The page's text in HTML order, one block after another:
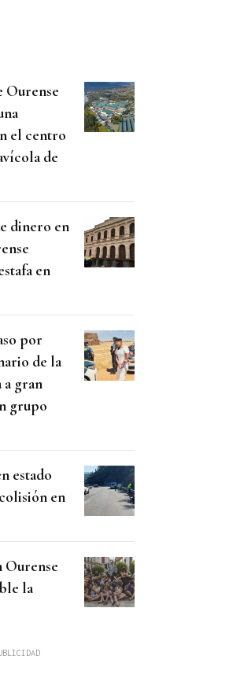
Ourense
el centro
de
dinero en
en
por
de la
a gran
grupo
estado
en
Ourense
la